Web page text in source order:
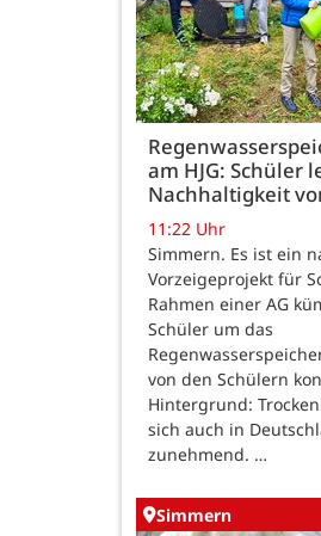
am HJG: Schüler
Nachhaltigkeit
11:22 Uhr
Simmern. Es ist ein
Vorzeigeprojekt für
Rahmen einer AG
Schüler um das
von den Schülern
Hintergrund:
sich auch in
zunehmend. …
Simmern